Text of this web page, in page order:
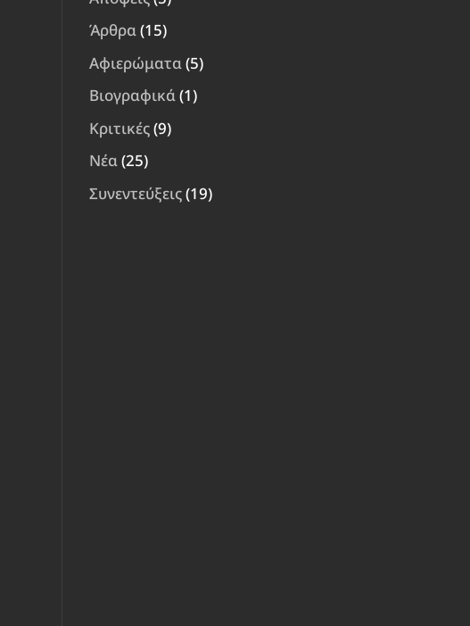
Άρθρα(15)
Αφιερώματα (5)
Βιογραφικά(1)
Κριτικές(9)
Νέα(25)
Συνεντεύξεις(19)